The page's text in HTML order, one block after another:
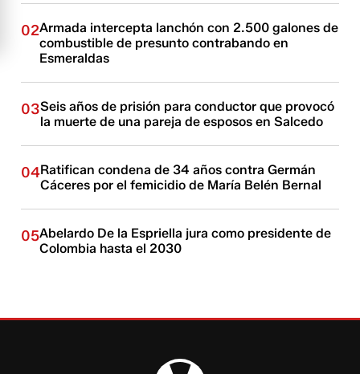
02Armada intercepta lanchón con 2.500 galones de
combustible de presunto contrabando en
Esmeraldas
03Seis años de prisión para conductor que provocó
la muerte de una pareja de esposos en Salcedo
04Ratifican condena de 34 años contra Germán
Cáceres por el femicidio de María Belén Bernal
05Abelardo De la Espriella jura como presidente de
Colombia hasta el 2030